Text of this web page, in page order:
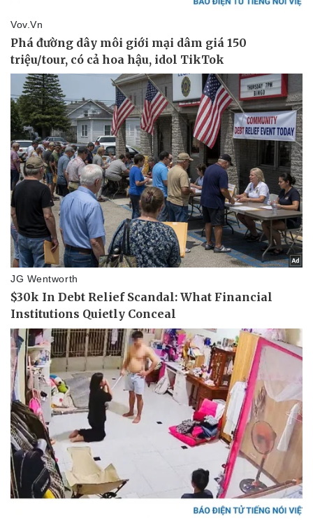
Kinh tế
Bất động sản
Khởi nghiệp
Thị trường
Giá vàng
Tiêu dùng
Tỷ giá
Chứng khoán
Giá cà phê